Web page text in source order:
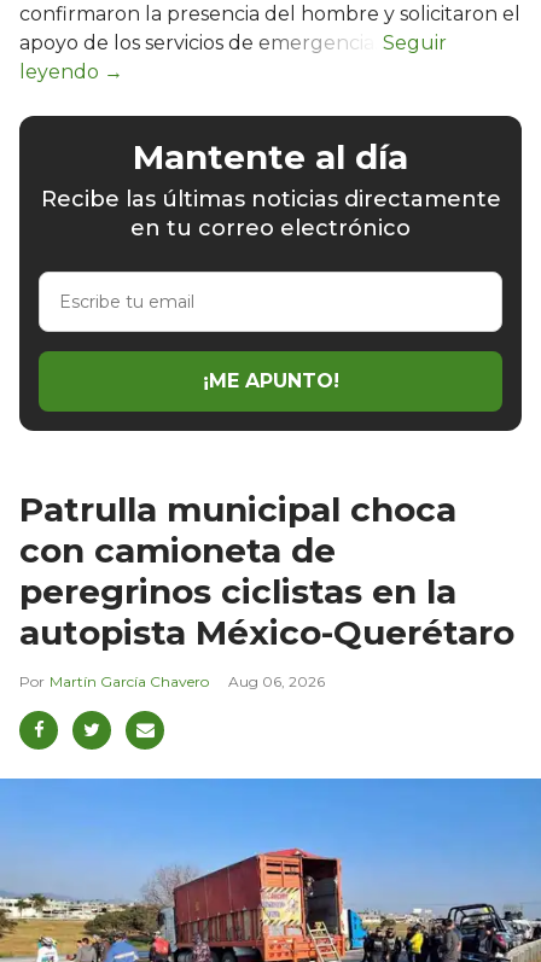
confirmaron la presencia del hombre y solicitaron el
apoyo de los servicios de emergencia.
Mantente al día
Recibe las últimas noticias directamente
en tu correo electrónico
Escribe
email
¡ME APUNTO!
Patrulla municipal choca
con camioneta de
peregrinos ciclistas en la
autopista México-Querétaro
Martín García Chavero Aug 06, 2026